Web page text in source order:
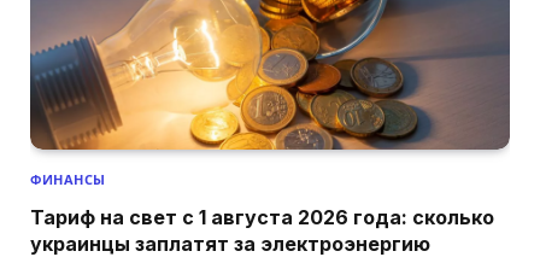
ФИНАНСЫ
Тариф на свет с 1 августа 2026 года: сколько
украинцы заплатят за электроэнергию